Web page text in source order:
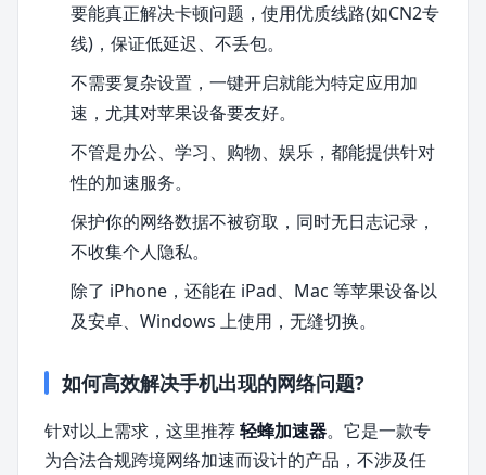
要能真正解决卡顿问题，使用优质线路(如CN2专
线)，保证低延迟、不丢包。
不需要复杂设置，一键开启就能为特定应用加
速，尤其对苹果设备要友好。
不管是办公、学习、购物、娱乐，都能提供针对
性的加速服务。
保护你的网络数据不被窃取，同时无日志记录，
不收集个人隐私。
除了 iPhone，还能在 iPad、Mac 等苹果设备以
及安卓、Windows 上使用，无缝切换。
如何高效解决手机出现的网络问题?
针对以上需求，这里推荐轻蜂加速器。它是一款专
为合法合规跨境网络加速而设计的产品，不涉及任